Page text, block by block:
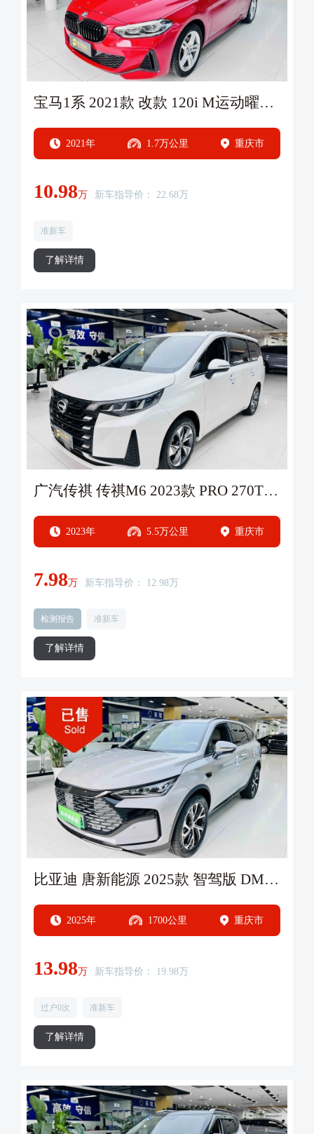
宝马1系 2021款 改款 120i M运动曜夜版 国VI
2021年 1.7万公里 重庆市
10.98万 新车指导价： 22.68万
准新车
了解详情
广汽传祺 传祺M6 2023款 PRO 270T DCT豪华版
2023年 5.5万公里 重庆市
7.98万 新车指导价： 12.98万
检测报告 准新车
了解详情
比亚迪 唐新能源 2025款 智驾版 DM-i 115KM 旗舰型
2025年 1700公里 重庆市
13.98万 新车指导价： 19.98万
过户0次 准新车
了解详情